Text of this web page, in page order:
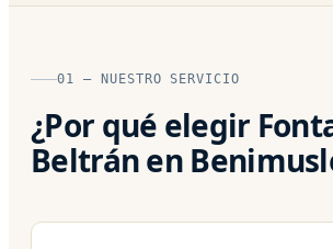
01 — NUESTRO SERVICIO
¿Por qué elegir
Beltrán en